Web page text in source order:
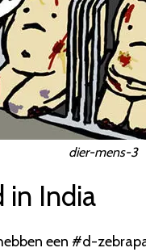
dier-mens-3
in India
een #d-